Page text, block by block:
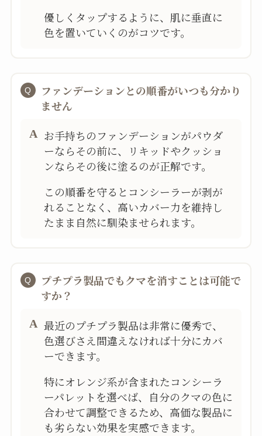
優しくタップするように、肌に垂直に
色を置いていくのがコツです。
ファンデーションとの順番がいつも分かり
ません
お手持ちのファンデーションがパウダ
ーならその前に、リキッドやクッショ
ンならその後に塗るのが正解です。
この順番を守るとコンシーラーが剥が
れることなく、高いカバー力を維持し
たまま自然に馴染ませられます。
プチプラ製品でもクマを消すことは可能で
すか？
最近のプチプラ製品は非常に優秀で、
色選びさえ間違えなければ十分にカバ
ーできます。
特にオレンジ系が含まれたコンシーラ
ーパレットを選べば、自分のクマの色に
合わせて調整できるため、高価な製品に
も劣らない効果を実感できます。